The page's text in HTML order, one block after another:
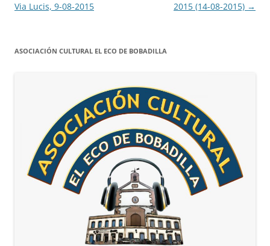
Via Lucis, 9-08-2015
2015 (14-08-2015) →
ASOCIACIÓN CULTURAL EL ECO DE BOBADILLA